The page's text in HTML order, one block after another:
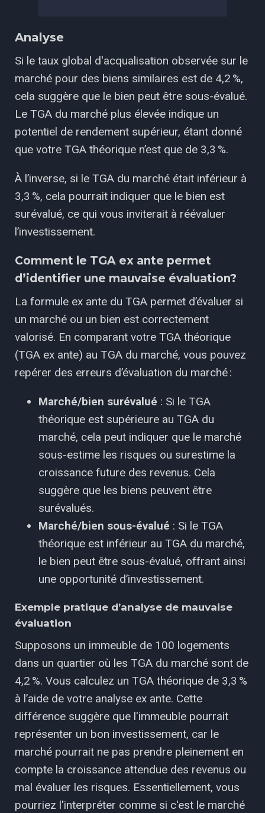
Analyse
Si le taux global d'acqualisation observée sur le
marché pour des biens similaires est de 4,2 %,
cela suggère que le bien peut être sous-évalué.
Le TGA du marché plus élevée indique un
potentiel de rendement supérieur, étant donné
que votre TGA théorique n’est que de 3,3 %.
À l’inverse, si le TGA du marché était inférieur à
3,3 %, cela pourrait indiquer que le bien est
surévalué, ce qui vous inviterait à réévaluer
l’investissement.
Comment le TGA ex ante permet
d’identifier une mauvaise évaluation?
La formule ex ante du TGA permet d’évaluer si
un marché ou un bien est correctement
valorisé. En comparant votre TGA théorique
(TGA ex ante) au TGA du marché, vous pouvez
repérer des erreurs d’évaluation du marché :
Marché/bien surévalué : Si le TGA
théorique est supérieure au TGA du
marché, cela peut indiquer que le marché
sous-estime les risques ou surestime la
croissance future des revenus. Cela
suggère que les biens peuvent être
surévalués.
Marché/bien sous-évalué : Si le TGA
théorique est inférieur au TGA du marché,
le bien peut être sous-évalué, offrant ainsi
une opportunité d’investissement.
Exemple pratique d’analyse de mauvaise
évaluation
Supposons un immeuble de 100 logements
dans un quartier où les TGA du marché sont de
4,2 %. Vous calculez un TGA théorique de 3,3 %
à l’aide de votre analyse ex ante. Cette
différence suggère que l'immeuble pourrait
représenter un bon investissement, car le
marché pourrait ne pas prendre pleinement en
compte la croissance attendue des revenus ou
mal évaluer les risques. Essentiellement, vous
pourriez l'interpréter comme si c'est le marché